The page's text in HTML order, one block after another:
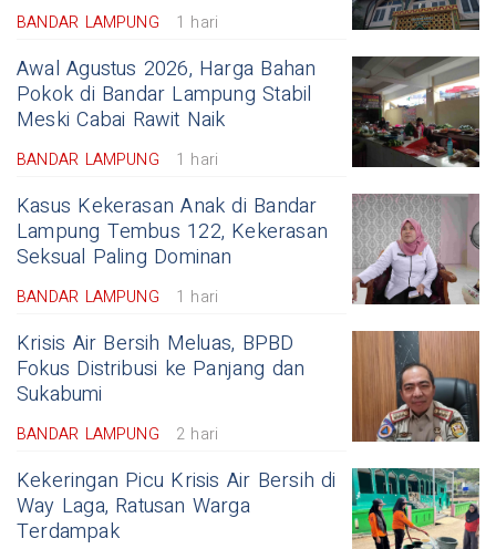
BANDAR LAMPUNG 1 hari
Awal Agustus 2026, Harga Bahan
Pokok di Bandar Lampung Stabil
Meski Cabai Rawit Naik
BANDAR LAMPUNG 1 hari
Kasus Kekerasan Anak di Bandar
Lampung Tembus 122, Kekerasan
Seksual Paling Dominan
BANDAR LAMPUNG 1 hari
Krisis Air Bersih Meluas, BPBD
Fokus Distribusi ke Panjang dan
Sukabumi
BANDAR LAMPUNG 2 hari
Kekeringan Picu Krisis Air Bersih di
Way Laga, Ratusan Warga
Terdampak